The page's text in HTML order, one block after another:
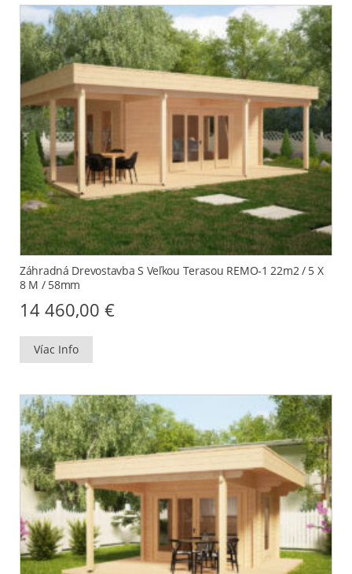
Záhradná Drevostavba S Veľkou Terasou REMO-1 22m2 / 5 X
8 M / 58mm
14 460,00 €
Víac Info